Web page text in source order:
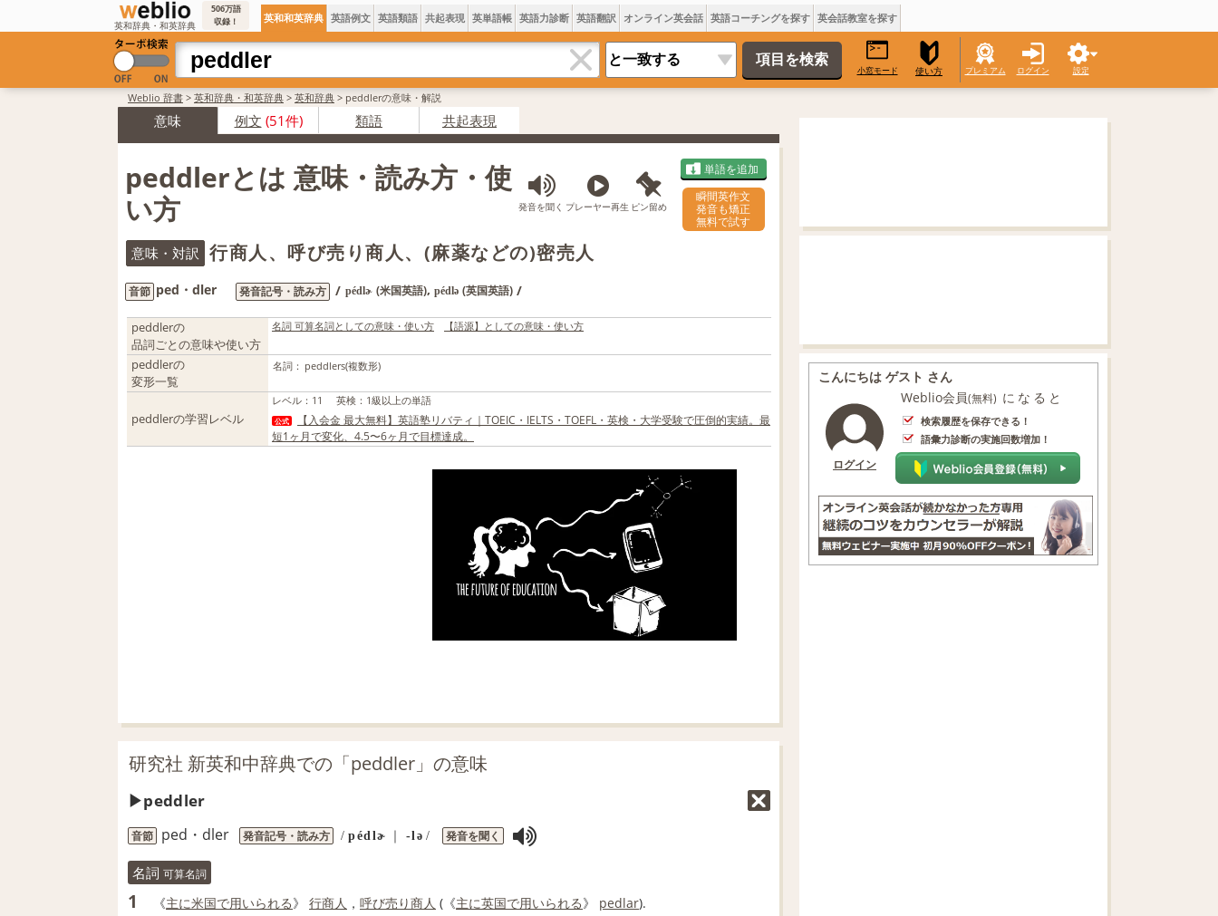
英和辞典・和英辞典
506万語
収録！
英和和英辞典 英語例文 英語類語 共起表現 英単語帳 英語力診断 英語翻訳 オンライン英会話 英語コーチングを探す 英会話教室を探す
小窓モード 使い方 プレミアム ログイン 設定
Weblio 辞書 > 英和辞典・和英辞典 > 英和辞典 > peddlerの意味・解説
意味 例文 (51件) 類語 共起表現
peddlerとは 意味・読み方・使
い方
発音を聞く プレーヤー再生 ピン留め
単語を追加
瞬間英作文
発音も矯正
無料で試す
意味・対訳 行商人、呼び売り商人、(麻薬などの)密売人
音節 ped・dler 発音記号・読み方 / pédlɚ (米国英語), pédlə (英国英語) /
peddlerの
品詞ごとの意味や使い方
名詞 可算名詞としての意味・使い方 【語源】としての意味・使い方
peddlerの
変形一覧
名詞： peddlers(複数形)
peddlerの学習レベル
レベル ： 11 英検 ： 1級以上の単語
公式
【入会金 最大無料】英語塾リバティ｜TOEIC・IELTS・TOEFL・英検・大学受験で圧倒的実績。最
短1ヶ月で変化、4.5〜6ヶ月で目標達成。
研究社 新英和中辞典での「peddler」の意味
peddler
音節 ped・dler 発音記号・読み方 / pédlɚ ‐lə / 発音を聞く
名詞 可算名詞
1 《主に米国で用いられる》 行商人 ， 呼び売り商人 (《主に英国で用いられる》 pedlar).
こんにちは ゲスト さん
ログイン
Weblio会員(無料) になると
検索履歴を保存できる！
語彙力診断の実施回数増加！